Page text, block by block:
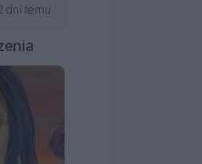
dni temu